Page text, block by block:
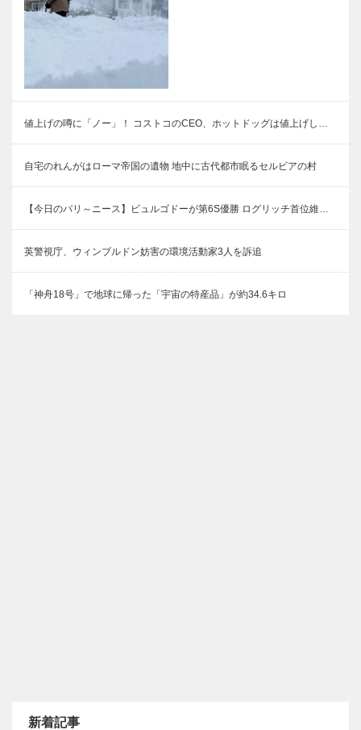
値上げの噂に「ノー」！ コストコのCEO、ホットドッグは値上げし…
自宅のれんがはローマ帝国の遺物 地中に古代都市眠るセルビアの村
【今日のパリ～ニース】ビュルゴドーが第6S優勝 ログリッチ首位維…
英警視庁、ウィンブルドン妨害の環境活動家3人を訴追
「神舟18号」で地球に帰った「宇宙の特産品」が約34.6キロ
新着記事